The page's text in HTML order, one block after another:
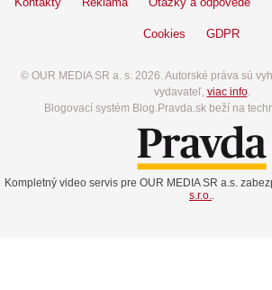
Cookies GDPR
© OUR MEDIA SR a. s. 2026. Autorské práva sú
vydavateľ, viac info.
Blogovací systém Blog.Pravda.sk beží na
Kompletný video servis pre OUR MEDIA SR a.s.
s.r.o..